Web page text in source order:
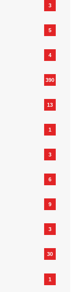
3
5
4
390
13
1
3
6
9
3
30
1